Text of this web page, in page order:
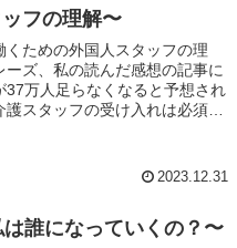
フの理解〜
くための外国人スタッフの理
ズ、私の読んだ感想の記事に
万人足らなくなると予想され
スタッフの受け入れは必須に
2023.12.31
誰になっていくの？〜